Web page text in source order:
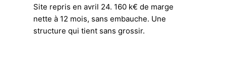
Site repris en avril 24. 160 k€ de marge
nette à 12 mois, sans embauche. Une
structure qui tient sans grossir.